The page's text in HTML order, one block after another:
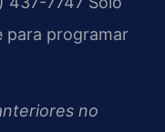
para programar
no